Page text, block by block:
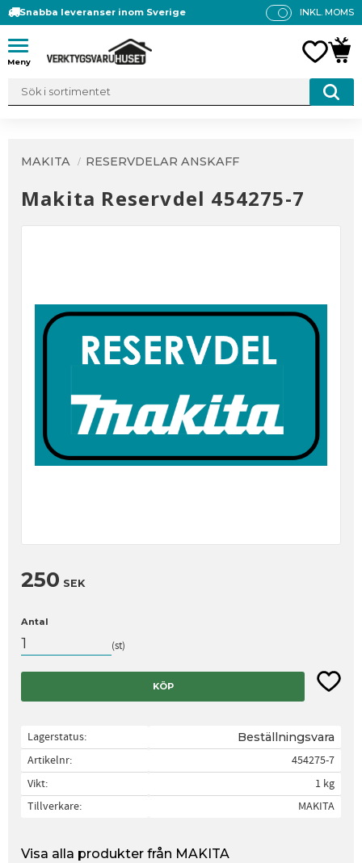
Meny
Snabba leveranser inom Sverige
P
INKL. MOMS
MAKITA RESERVDELAR ANSKAFF
Makita Reservdel 454275-7
250 SEK
Antal
st
KÖP Lägg
Lagerstatus Beställningsvara
Artikelnr
454275-7
Vikt
1 kg
Tillverkare
MAKITA
Visa alla produkter från MAKITA